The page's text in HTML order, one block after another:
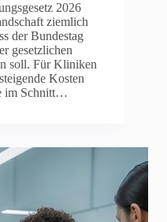
2026
ziemlich
der Bundestag
gesetzlichen
soll. Für Kliniken
Kosten
im Schnitt…